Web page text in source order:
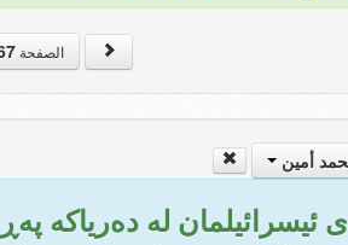
الصفحة Page
أمين
ئیسرائیلمان له